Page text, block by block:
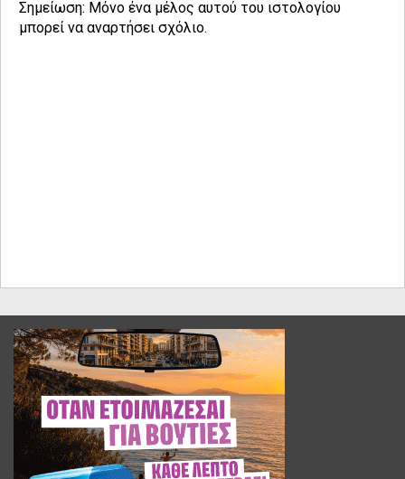
Σημείωση: Μόνο ένα μέλος αυτού του ιστολογίου
μπορεί να αναρτήσει σχόλιο.